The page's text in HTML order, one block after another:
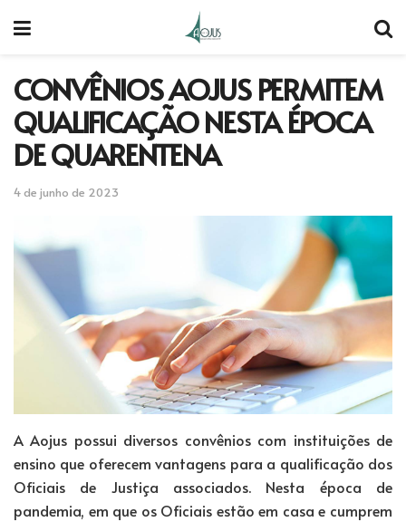
CONVÊNIOS AOJUS PERMITEM
QUALIFICAÇÃO NESTA ÉPOCA
DE QUARENTENA
4 de junho de 2023
A Aojus possui diversos convênios com instituições de
ensino que oferecem vantagens para a qualificação dos
Oficiais de Justiça associados. Nesta época de
pandemia, em que os Oficiais estão em casa e cumprem